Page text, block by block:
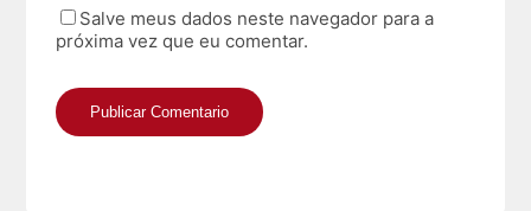
Salve meus dados neste navegador para a
próxima vez que eu comentar.